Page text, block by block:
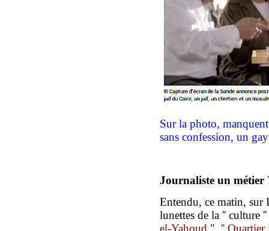
Sur la photo,
sans confession, un
Journaliste un métier
Entendu, ce matin, sur
lunettes de la '' culture
el-Yahoud ", '' Quartier